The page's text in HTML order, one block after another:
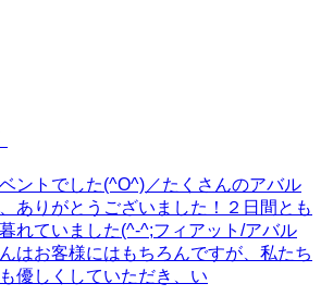
ントでした(^O^)／たくさんのアバル
ありがとうございました！２日間とも
れていました(^-^;フィアット/アバル
はお客様にはもちろんですが、私たち
優しくしていただき、い